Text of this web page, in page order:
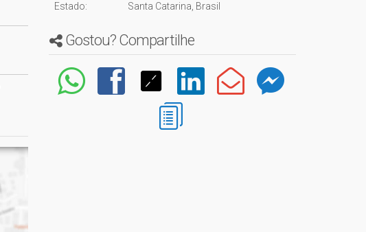
Estado: Santa Catarina, Brasil
Gostou? Compartilhe